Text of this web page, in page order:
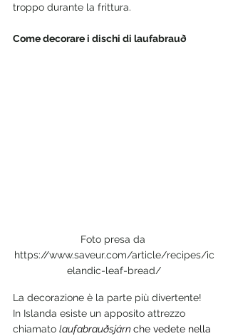
troppo durante la frittura.
Come decorare i dischi di laufabrauð
Foto presa da
https://www.saveur.com/article/recipes/ic
elandic-leaf-bread/
La decorazione è la parte più divertente!
In Islanda esiste un apposito attrezzo
chiamato laufabrauðsjárn che vedete nella